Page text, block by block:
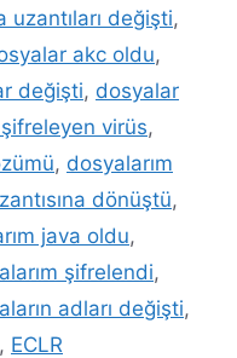
uzantıları değişti,
akc oldu,
değişti, dosyalar
virüs,
, dosyalarım
dönüştü,
java oldu,
şifrelendi,
adları değişti,
, ECLR